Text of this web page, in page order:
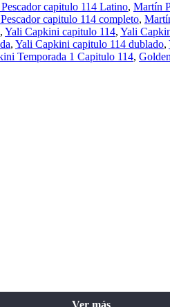
capitulo 114 Latino, Martín
capitulo 114 completo,
, Yali Capkini capitulo 114, Yali
, Yali Capkini capitulo 114 dublado,
Temporada 1 Capitulo 114,
Ver más